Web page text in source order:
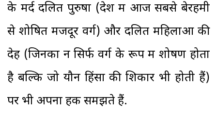
के मर्द दलित पुरुषों (देश में आज सबसे बेरहमी
से शोषित मजदूर वर्ग) और दलित महिलाओं की
देह (जिनका न सिर्फ वर्ग के रूप में शोषण होता
है बल्कि जो यौन हिंसा की शिकार भी होती हैं)
पर भी अपना हक समझते हैं.